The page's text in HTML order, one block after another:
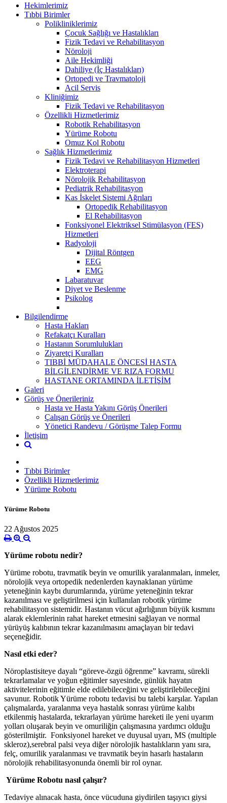
Hekimlerimiz
Tıbbi Birimler
Polikliniklerimiz
Çocuk Sağlığı ve Hastalıkları
Fizik Tedavi ve Rehabilitasyon
Nöroloji
Aile Hekimliği
Dahiliye (İç Hastalıkları)
Ortopedi ve Travmatoloji
Acil Servis
Kliniğimiz
Fizik Tedavi ve Rehabilitasyon
Özellikli Hizmetlerimiz
Robotik Rehabilitasyon
Yürüme Robotu
Omuz Kol Robotu
Sağlık Hizmetlerimiz
Fizik Tedavi ve Rehabilitasyon Hizmetleri
Elektroterapi
Nörolojik Rehabilitasyon
Pediatrik Rehabilitasyon
Kas İskelet Sistemi Ağrıları
Ortopedik Rehabilitasyon
El Rehabilitasyon
Fonksiyonel Elektriksel Stimülasyon (FES)
Hizmetleri
Radyoloji
Dijital Röntgen
EEG
EMG
Labaratuvar
Diyet ve Beslenme
Psikolog
Bilgilendirme
Hasta Hakları
Refakatçı Kuralları
Hastanın Sorumlulukları
Ziyaretçi Kuralları
TIBBİ MÜDAHALE ÖNCESİ HASTA
BİLGİLENDİRME VE RIZA FORMU
HASTANE ORTAMINDA İLETİŞİM
Galeri
Görüş ve Önerileriniz
Hasta ve Hasta Yakını Görüş Önerileri
Çalışan Görüş ve Önerileri
Yönetici Randevu / Görüşme Talep Formu
İletişim
Tıbbi Birimler
Özellikli Hizmetlerimiz
Yürüme Robotu
Yürüme Robotu
22 Ağustos 2025
Yürüme robotu nedir?
Yürüme robotu, travmatik beyin ve omurilik yaralanmaları, inmeler,
nörolojik veya ortopedik nedenlerden kaynaklanan yürüme
yeteneğinin kaybı durumlarında, yürüme yeteneğinin tekrar
kazanılması ve geliştirilmesi için kullanılan robotik yürüme
rehabilitasyon sistemidir. Hastanın vücut ağırlığının büyük kısmını
alarak eklemlerinin rahat hareket etmesini sağlayan ve normal
yürüyüş kalıbının tekrar kazanılmasını amaçlayan bir tedavi
seçeneğidir.
Nasıl etki eder?
Nöroplastisiteye dayalı “göreve-özgü öğrenme” kavramı, sürekli
tekrarlamalar ve yoğun eğitimler sayesinde, günlük hayatın
aktivitelerinin eğitimle elde edilebileceğini ve geliştirilebileceğini
savunur. Robotik Yürüme robotu tedavisi bu talebi karşılar. Yapılan
çalışmalarda, yaralanma veya hastalık sonrası yürüme kalıbı
etkilenmiş hastalarda, tekrarlayan yürüme hareketi ile yeni uyarım
yolları oluşarak beyin ve omuriliğin çalışmasına yardımcı olduğu
gösterilmiştir. Fonksiyonel hareket ve duyusal uyarı, MS (multiple
skleroz),serebral palsi veya diğer nörolojik hastalıkların yanı sıra,
felç, omurilik yaralanması ve travmatik beyin hasarlı hastaların
nörolojik rehabilitasyonunda önemli bir rol oynar.
Yürüme Robotu nasıl çalışır?
Tedaviye alınacak hasta, önce vücuduna giydirilen taşıyıcı giysi